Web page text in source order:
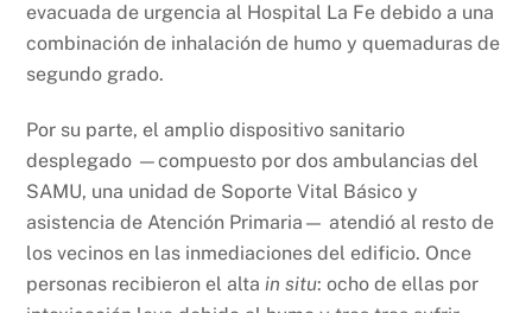
evacuada de urgencia al Hospital La Fe debido a una
combinación de inhalación de humo y quemaduras de
segundo grado.
Por su parte, el amplio dispositivo sanitario
desplegado —compuesto por dos ambulancias del
SAMU, una unidad de Soporte Vital Básico y
asistencia de Atención Primaria— atendió al resto de
los vecinos en las inmediaciones del edificio. Once
personas recibieron el altain situ: ocho de ellas por